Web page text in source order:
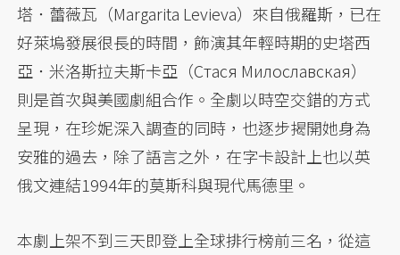
塔．蕾薇瓦（Margarita Levieva）來自俄羅斯，已在
好萊塢發展很長的時間，飾演其年輕時期的史塔西
亞．米洛斯拉夫斯卡亞（Стася Милославская）
則是首次與美國劇組合作。全劇以時空交錯的方式
呈現，在珍妮深入調查的同時，也逐步揭開她身為
安雅的過去，除了語言之外，在字卡設計上也以英
俄文連結1994年的莫斯科與現代馬德里。
本劇上架不到三天即登上全球排行榜前三名，從這